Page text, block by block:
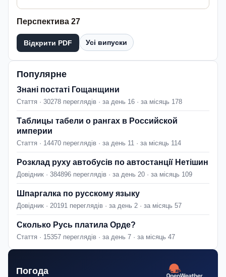
Перспектива 27
Відкрити PDF Усі випуски
Популярне
Знані постаті Гощанщини
Стаття · 30278 переглядів · за день 16 · за місяць 178
Таблицы табели о рангах в Российской
империи
Стаття · 14470 переглядів · за день 11 · за місяць 114
Розклад руху автобусів по автостанції Нетішин
Довідник · 384896 переглядів · за день 20 · за місяць 109
Шпаргалка по русскому языку
Довідник · 20191 переглядів · за день 2 · за місяць 57
Сколько Русь платила Орде?
Стаття · 15357 переглядів · за день 7 · за місяць 47
Погода